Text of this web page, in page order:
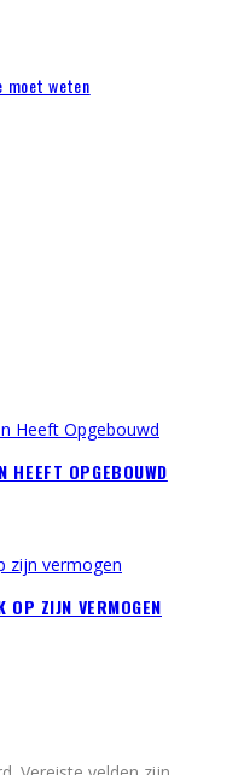
weten
HEEFT OPGEBOUWD
ZIJN VERMOGEN